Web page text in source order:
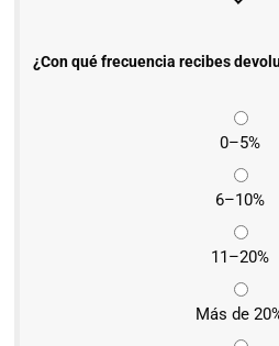
¿Con qué frecuencia recibes
0–5%
6–10%
11–20%
Más de